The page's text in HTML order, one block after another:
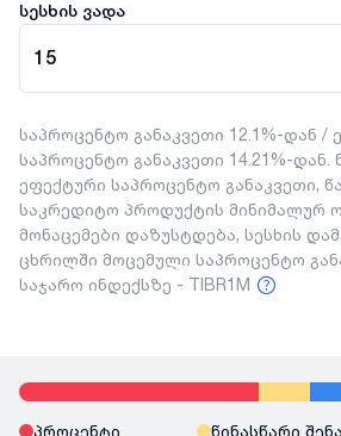
სესხის ვადა
15
საპროცენტო განაკვეთი 12.1%-დან /
საპროცენტო განაკვეთი 14.21%-
ეფექტური საპროცენტო განაკვეთი,
საკრედიტო პროდუქტის მინიმალურ
მონაცემები დაზუსტდება, სესხის
ცხრილში მოცემული საპროცენტო
საჯარო ინდექსზე - TIBR1M
პროცენტი წინასწარი